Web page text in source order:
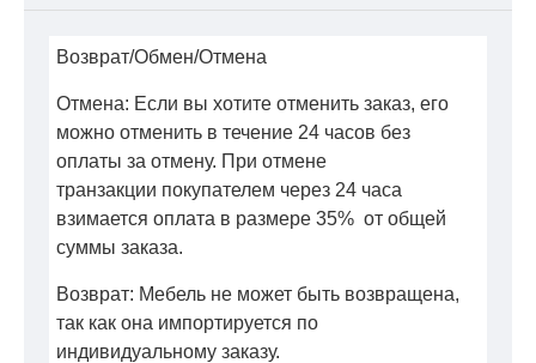
Возврат/Обмен/Отмена
Отмена: Если вы хотите отменить заказ, его
можно отменить в течение 24 часов без
оплаты за отмену. При отмене
транзакции покупателем через 24 часа
взимается оплата в размере 35% от общей
суммы заказа.
Возврат: Мебель не может быть возвращена,
так как она импортируется по
индивидуальному заказу.